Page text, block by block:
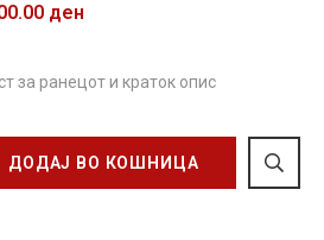
ден
за ранецот и краток опис
ДОДАЈ ВО КОШНИЦА